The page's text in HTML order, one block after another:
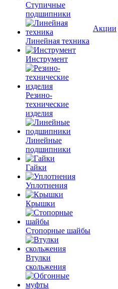
Ступичные
подшипники
Линейная техника
Инструмент
Резино-
технические
изделия
Линейные
подшипники
Гайки
Уплотнения
Крышки
Стопорные шайбы
Втулки
скольжения
Акции